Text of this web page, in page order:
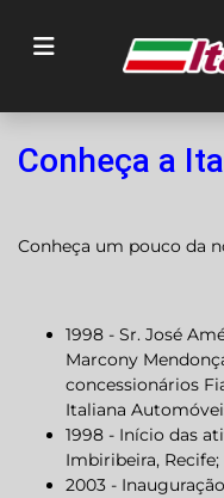
Conheça a
Conheça um pouco da
1998 - Sr. José
Marcony
concessionários
Italiana
1998 - Início das
Imbiribeira, Recife;
2003 -